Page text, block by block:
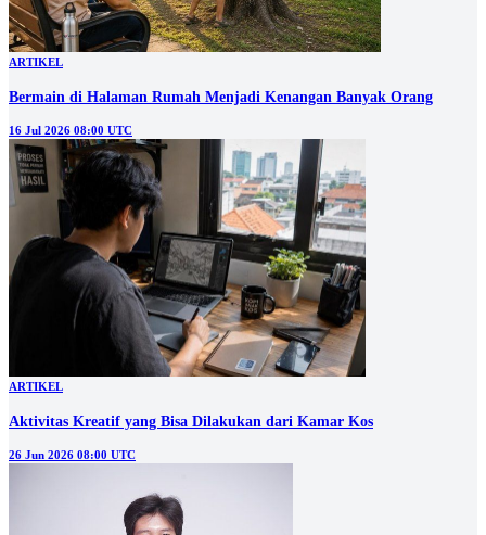
ARTIKEL
Bermain di Halaman Rumah Menjadi Kenangan Banyak Orang
16 Jul 2026 08:00 UTC
ARTIKEL
Aktivitas Kreatif yang Bisa Dilakukan dari Kamar Kos
26 Jun 2026 08:00 UTC